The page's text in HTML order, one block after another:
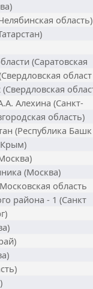
область)
(Саратовская
област
Алехина (Санкт-
область)
(Республика Башк
(Москва)
область
района - 1 (Санкт